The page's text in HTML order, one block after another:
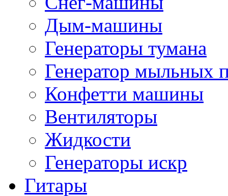
Дым-машины
Генераторы тумана
Генератор мыльных
Конфетти машины
Вентиляторы
Жидкости
Генераторы искр
Гитары